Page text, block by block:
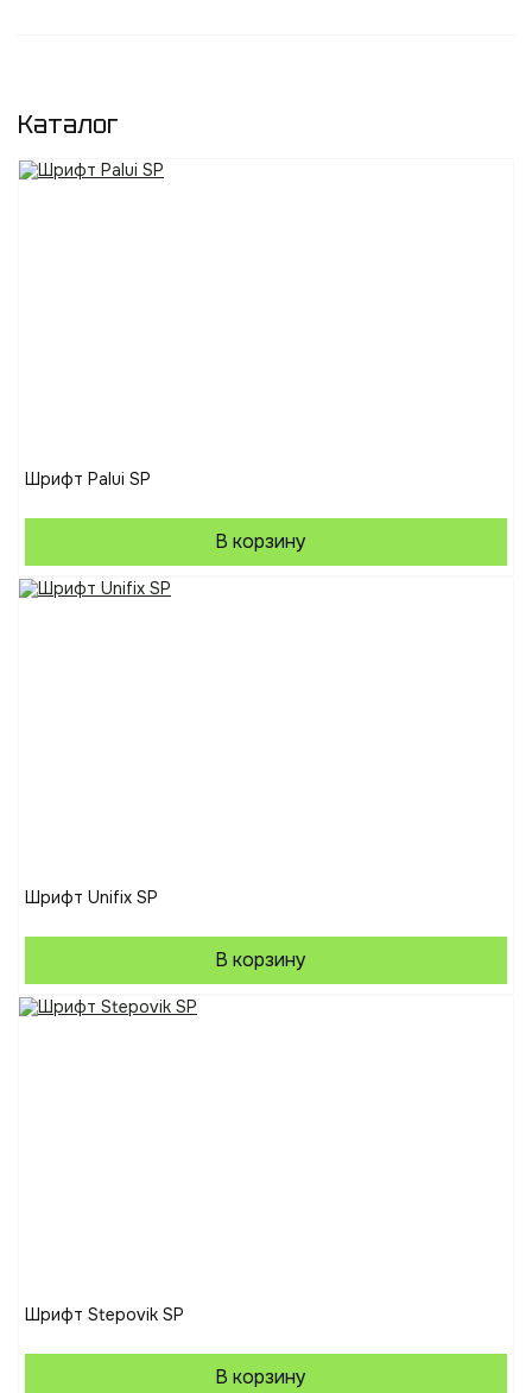
Каталог
Шрифт Palui SP
В корзину
Шрифт Unifix SP
В корзину
Шрифт Stepovik SP
В корзину